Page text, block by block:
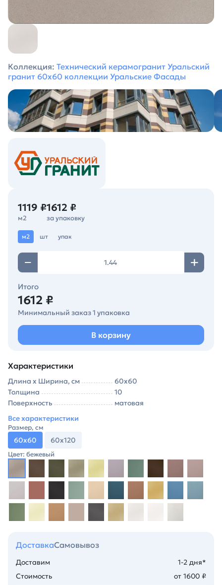
Коллекция: Технический керамогранит Уральский
гранит 60х60 коллекции Уральские Фасады
1119 ₽
м2
1612 ₽
за упаковку
м2 шт упак
Итого
1612 ₽
Минимальный заказ 1 упаковка
В корзину
Характеристики
Длина х Ширина, см
60х60
Толщина
10
Поверхность
матовая
Все характеристики
Размер, см
60х60 60х120
Цвет: бежевый
ДоставкаСамовывоз
Доставим
1-2 дня*
Стоимость
от 1600 ₽